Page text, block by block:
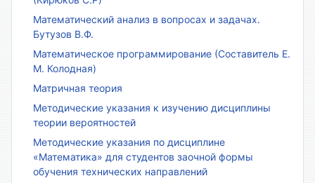
Математический анализ в вопросах и задачах.
Бутузов В.Ф.
Математическое программирование (Составитель Е.
М. Колодная)
Матричная теория
Методические указания к изучению дисциплины
теории вероятностей
Методические указания по дисциплине
«Математика» для студентов заочной формы
обучения технических направлений